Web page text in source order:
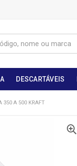
DESCARTÁVEIS
350 A 500 KRAFT